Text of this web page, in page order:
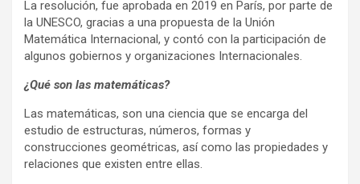
La resolución, fue aprobada en 2019 en París, por parte de
la UNESCO, gracias a una propuesta de la Unión
Matemática Internacional, y contó con la participación de
algunos gobiernos y organizaciones Internacionales.
¿Qué son las matemáticas?
Las matemáticas, son una ciencia que se encarga del
estudio de estructuras, números, formas y
construcciones geométricas, así como las propiedades y
relaciones que existen entre ellas.